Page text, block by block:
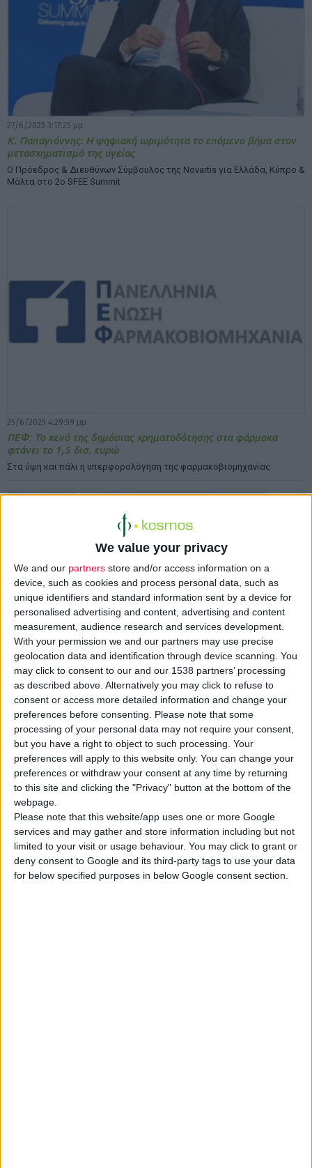
We value your privacy
We and our partners store and/or access information on a
device, such as cookies and process personal data, such as
unique identifiers and standard information sent by a device for
personalised advertising and content, advertising and content
measurement, audience research and services development.
With your permission we and our partners may use precise
geolocation data and identification through device scanning. You
may click to consent to our and our 1538 partners’ processing
as described above. Alternatively you may click to refuse to
consent or access more detailed information and change your
preferences before consenting.
Please note that some
processing of your personal data may not require your consent,
but you have a right to object to such processing. Your
preferences will apply to this website only. You can change your
preferences or withdraw your consent at any time by returning
to this site and clicking the "Privacy" button at the bottom of the
webpage.
Please note that this website/app uses one or more Google
services and may gather and store information including but not
limited to your visit or usage behaviour. You may click to grant or
deny consent to Google and its third-party tags to use your data
for below specified purposes in below Google consent section.
27/6/2025 3:17:25 μμ
Κ. Παπαγιάννης: H ψηφιακή ωριμότητα το επόμενο βήμα στον
μετασχηματισμό της υγείας
Ο Πρόεδρος & Διευθύνων Σύμβουλος της Novartis για Ελλάδα, Κύπρο &
Μάλτα στο 2ο SFEE Summit
25/6/2025 4:29:59 μμ
ΠΕΦ: Το κενό της δημόσιας χρηματοδότησης στα φάρμακα
φτάνει το 1,5 δισ. ευρώ
Στα ύψη και πάλι η υπερφορολόγηση της φαρμακοβιομηχανίας
Έρχεται νέο πρόγραμμα για την πρόληψη της νεφρικής
δυσλειτουργίας
Ανακοίνωση από την Ειρήνη Αγαπηδάκη στο 2ο ΣΦΕΕ Summit